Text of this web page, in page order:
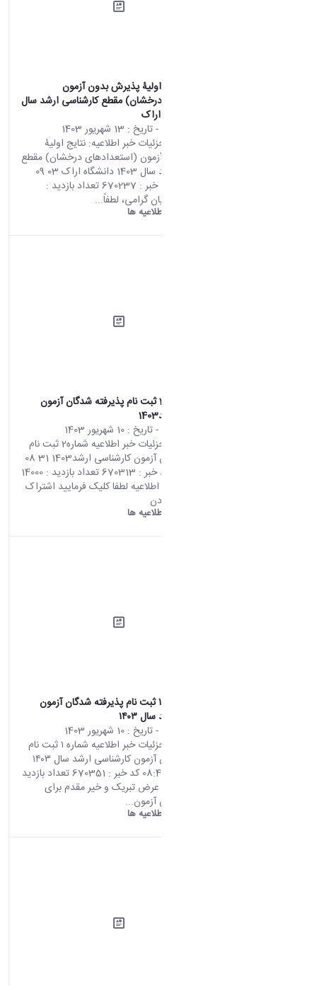
اطلاعیه: نتایج اولیۀ پذیرش بدون آزمون
(استعدادهای درخشان) مقطع کارشناسی ارشد سال
- تاریخ : 13 شهریور 1403
صفحه اصلی جزئیات خبر اطلاعیه: نتایج اولیۀ
پذیرش بدون آزمون (استعدادهای درخشان) مقطع
کارشناسی ارشد سال 1403 دانشگاه اراک 03 09
2024 01:07 کد خبر : 670237 تعداد بازدید :
اطلاعیه ها
اطلاعیه شماره2 ثبت نام پذیرفته شدگان آزمون
کارشناسی ارشد1403
- تاریخ : 10 شهریور 1403
صفحه اصلی جزئیات خبر اطلاعیه شماره2 ثبت نام
پذیرفته شدگان آزمون کارشناسی ارشد1403 31 08
2024 02:22 کد خبر : 670313 تعداد بازدید : 14000
جهت مشاهده اطلاعیه لطفا کلیک فرمایید اشتراک
گذاری چاپ کردن
اطلاعیه ها
اطلاعیه شماره ۱ ثبت نام پذیرفته شدگان آزمون
کارشناسی ارشد سال ۱۴۰۳
- تاریخ : 10 شهریور 1403
صفحه اصلی جزئیات خبر اطلاعیه شماره ۱ ثبت نام
پذیرفته شدگان آزمون کارشناسی ارشد سال ۱۴۰۳
31 08 2024 08:47 کد خبر : 670351 تعداد بازدید
: 13812 ضمن عرض تبریک و خیر مقدم برای
پذیرفته شدگان آزمون...
اطلاعیه ها